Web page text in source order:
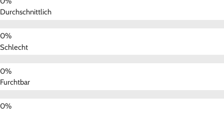
Durchschnittlich
Schlecht
Furchtbar